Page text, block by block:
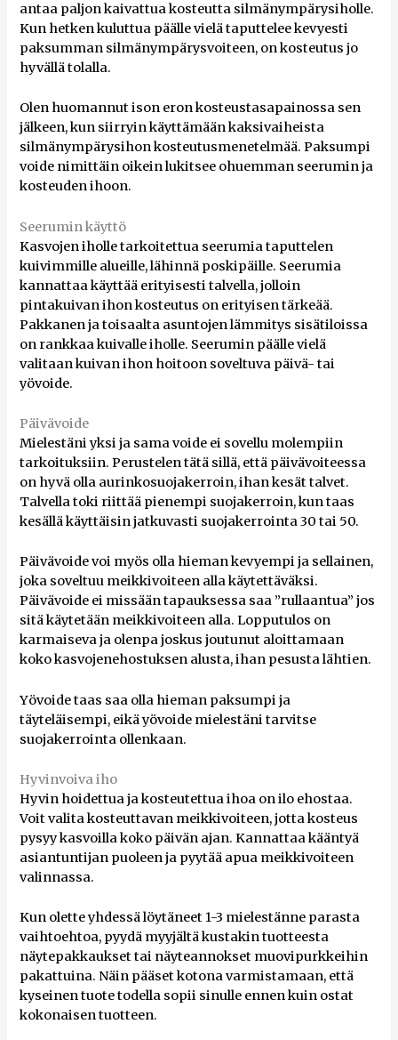
antaa paljon kaivattua kosteutta silmänympärysiholle.
Kun hetken kuluttua päälle vielä taputtelee kevyesti
paksumman silmänympärysvoiteen, on kosteutus jo
hyvällä tolalla.
Olen huomannut ison eron kosteustasapainossa sen
jälkeen, kun siirryin käyttämään kaksivaiheista
silmänympärysihon kosteutusmenetelmää. Paksumpi
voide nimittäin oikein lukitsee ohuemman seerumin ja
kosteuden ihoon.
Seerumin käyttö
Kasvojen iholle tarkoitettua seerumia taputtelen
kuivimmille alueille, lähinnä poskipäille. Seerumia
kannattaa käyttää erityisesti talvella, jolloin
pintakuivan ihon kosteutus on erityisen tärkeää.
Pakkanen ja toisaalta asuntojen lämmitys sisätiloissa
on rankkaa kuivalle iholle. Seerumin päälle vielä
valitaan kuivan ihon hoitoon soveltuva päivä- tai
yövoide.
Päivävoide
Mielestäni yksi ja sama voide ei sovellu molempiin
tarkoituksiin. Perustelen tätä sillä, että päivävoiteessa
on hyvä olla aurinkosuojakerroin, ihan kesät talvet.
Talvella toki riittää pienempi suojakerroin, kun taas
kesällä käyttäisin jatkuvasti suojakerrointa 30 tai 50.
Päivävoide voi myös olla hieman kevyempi ja sellainen,
joka soveltuu meikkivoiteen alla käytettäväksi.
Päivävoide ei missään tapauksessa saa ”rullaantua” jos
sitä käytetään meikkivoiteen alla. Lopputulos on
karmaiseva ja olenpa joskus joutunut aloittamaan
koko kasvojenehostuksen alusta, ihan pesusta lähtien.
Yövoide taas saa olla hieman paksumpi ja
täyteläisempi, eikä yövoide mielestäni tarvitse
suojakerrointa ollenkaan.
Hyvinvoiva iho
Hyvin hoidettua ja kosteutettua ihoa on ilo ehostaa.
Voit valita kosteuttavan meikkivoiteen, jotta kosteus
pysyy kasvoilla koko päivän ajan. Kannattaa kääntyä
asiantuntijan puoleen ja pyytää apua meikkivoiteen
valinnassa.
Kun olette yhdessä löytäneet 1-3 mielestänne parasta
vaihtoehtoa, pyydä myyjältä kustakin tuotteesta
näytepakkaukset tai näyteannokset muovipurkkeihin
pakattuina. Näin pääset kotona varmistamaan, että
kyseinen tuote todella sopii sinulle ennen kuin ostat
kokonaisen tuotteen.